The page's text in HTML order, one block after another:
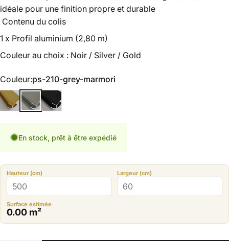
idéale pour une finition propre et durable
Contenu du colis
1 x Profil aluminium (2,80 m)
Couleur au choix : Noir / Silver / Gold
Couleur
Couleur:ps-210-grey-marmori
argent-1ps-210-grey-marmori
ps-204
En stock, prêt à être expédié
Hauteur (cm) Largeur (cm)
Surface estimée
0.00 m²